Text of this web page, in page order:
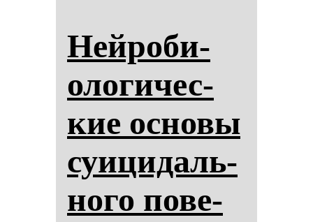
Ней­ро­би­
оло­ги­чес­
кие ос­но­вы
су­ици­даль­
но­го по­ве­